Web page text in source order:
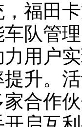
福田
队管
用户
升。
合作